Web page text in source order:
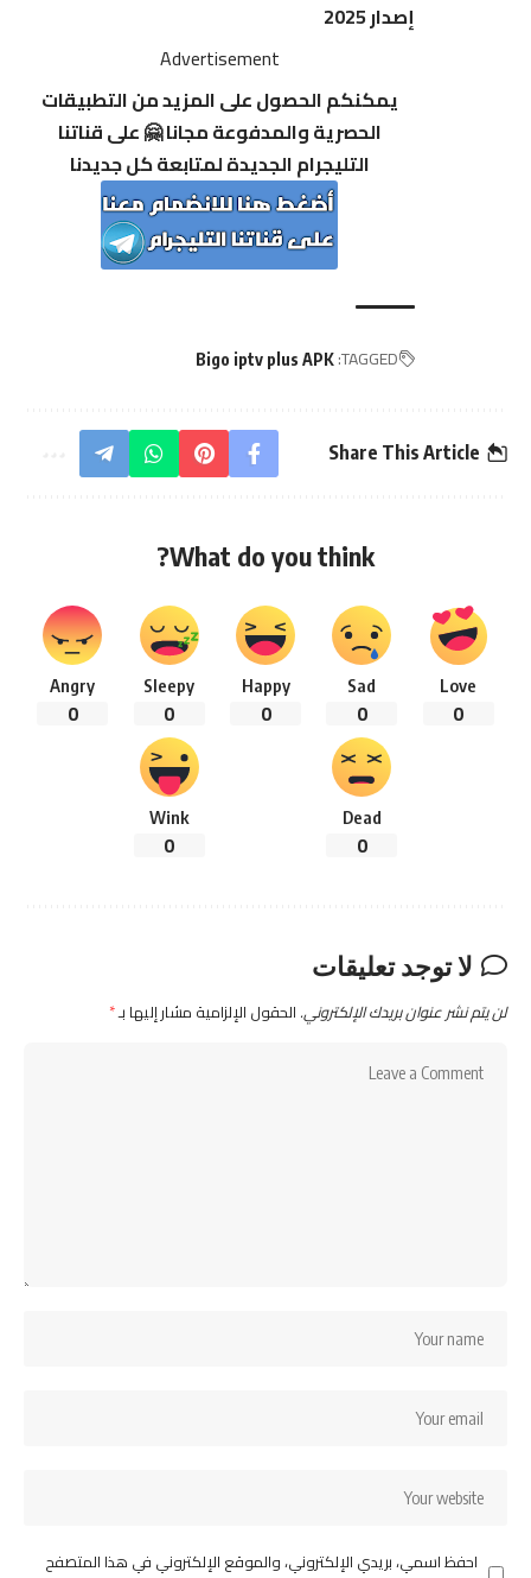
إصدار 2025
Advertisement
يمكنكم الحصول على المزيد من التطبيقات
الحصرية والمدفوعة مجانا 🤗 على قناتنا
التليجرام الجديدة لمتابعة كل جديدنا
TAGGED:
Bigo iptv plus APK
Share This Article
What do you think?
Love
0
Sad
0
Happy
0
Sleepy
0
Angry
0
Dead
0
Wink
0
لا توجد تعليقات
لن يتم نشر عنوان بريدك الإلكتروني. الحقول الإلزامية مشار إليها بـ*
احفظ اسمي، بريدي الإلكتروني، والموقع الإلكتروني في هذا المتصفح